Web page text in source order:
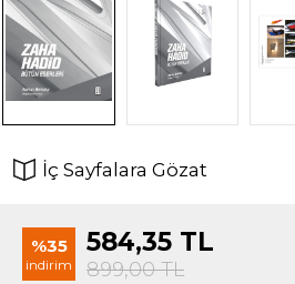
İç Sayfalara Gözat
%35
indirim
584,35 TL
899,00TL